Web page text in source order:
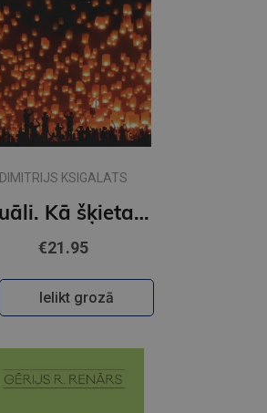
DIMITRIJS KSIGALATS
Rituāli. Kā šķietami bezjēdzīga rīcība piešķir dzīvei jēgu
€21.95
Ielikt grozā